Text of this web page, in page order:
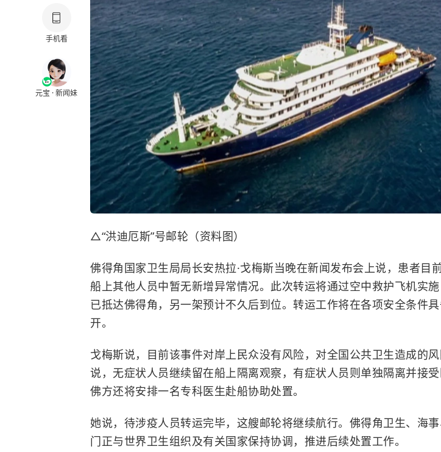
手机看
元宝 · 新闻妹
△“洪迪厄斯”号邮轮（资料图）
佛得角国家卫生局局长安热拉·戈梅斯当晚在新闻发布会上说，患者目前
船上其他人员中暂无新增异常情况。此次转运将通过空中救护飞机实
已抵达佛得角，另一架预计不久后到位。转运工作将在各项安全条件
开。
戈梅斯说，目前该事件对岸上民众没有风险，对全国公共卫生造成的
说，无症状人员继续留在船上隔离观察，有症状人员则单独隔离并接受
佛方还将安排一名专科医生赴船协助处置。
她说，待涉疫人员转运完毕，这艘邮轮将继续航行。佛得角卫生、海
门正与世界卫生组织及有关国家保持协调，推进后续处置工作。